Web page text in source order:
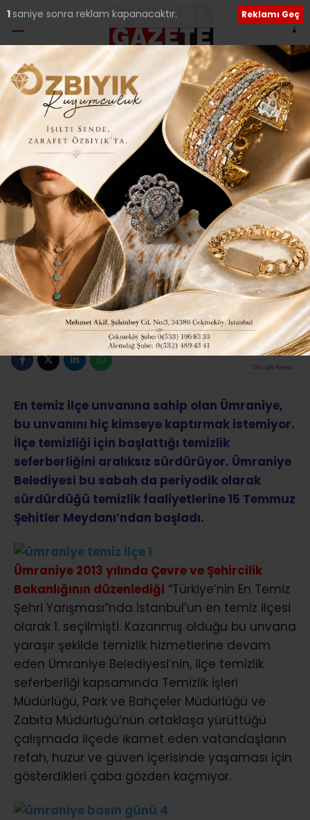
Ana Sayfa›İLÇELERDEN HABERLER
ÜMRANİYE ‘TEMİZ İLÇE’
UNVANINI
KAPTIRMIYOR..
Giriş: 20-01-2017 21:48
Güncelleme: 04-08-2018 01:34
193 İLÇELERDEN HABERLER
ABONE OL
En temiz ilçe unvanına sahip olan Ümraniye,
bu unvanını hiç kimseye kaptırmak istemiyor.
İlçe temizliği için başlattığı temizlik
seferberliğini aralıksız sürdürüyor. Ümraniye
Belediyesi bu sabah da periyodik olarak
sürdürdüğü temizlik faaliyetlerine 15 Temmuz
Şehitler Meydanı’ndan başladı.
Ümraniye 2013 yılında Çevre ve Şehircilik
Bakanlığının düzenlediği “Türkiye’nin En Temiz
Şehri Yarışması”nda İstanbul’un en temiz ilçesi
olarak 1. seçilmişti. Kazanmış olduğu bu unvana
yaraşır şekilde temizlik hizmetlerine devam
eden Ümraniye Belediyesi’nin, ilçe temizlik
seferberliği kapsamında Temizlik İşleri
Müdürlüğü, Park ve Bahçeler Müdürlüğü ve
Zabıta Müdürlüğü’nün ortaklaşa yürüttüğü
çalışmada ilçede ikamet eden vatandaşların
refah, huzur ve güven içerisinde yaşaması için
gösterdikleri çaba gözden kaçmıyor.